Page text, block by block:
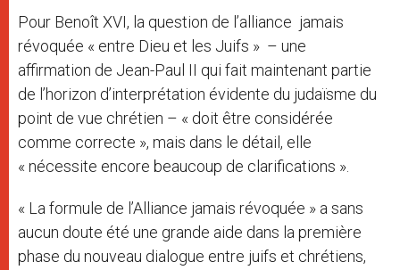
Pour Benoît XVI, la question de l’alliance jamais
révoquée « entre Dieu et les Juifs » – une
affirmation de Jean-Paul II qui fait maintenant partie
de l’horizon d’interprétation évidente du judaïsme du
point de vue chrétien – « doit être considérée
comme correcte », mais dans le détail, elle
« nécessite encore beaucoup de clarifications ».
« La formule de l’Alliance jamais révoquée » a sans
aucun doute été une grande aide dans la première
phase du nouveau dialogue entre juifs et chrétiens,